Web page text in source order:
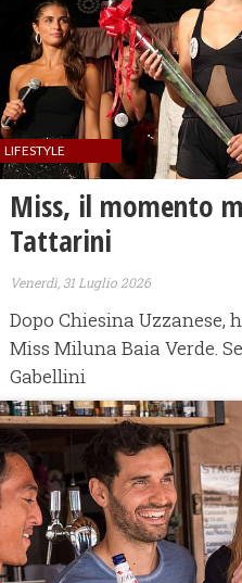
LIFESTYLE
Miss, il momento
Tattarini
Venerdì, 31 Luglio 2026
Dopo Chiesina Uzzanese,
Miss Miluna Baia Verde.
Gabellini